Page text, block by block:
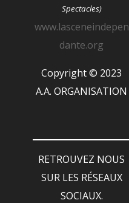
Spectacles)
www.lasceneindepen
dante.org
Copyright © 2023
A.A. ORGANISATION
RETROUVEZ NOUS
SUR LES RÉSEAUX
SOCIAUX.